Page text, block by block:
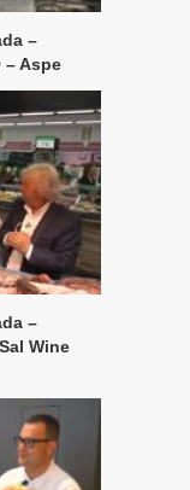
–
– Aspe
–
Wine